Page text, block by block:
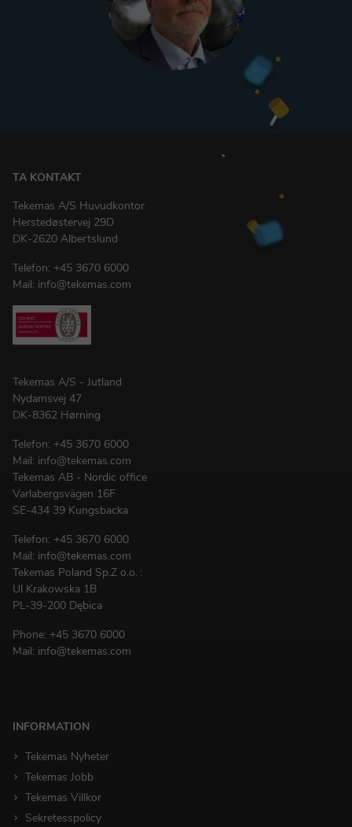
TA KONTAKT
Tekemas A/S Huvudkontor
Herstedøstervej 29D
DK-2620 Albertslund
Telefon: +45 3670 6000
Mail: info@tekemas.com
Tekemas A/S - Jutland
Nydamsvej 47
DK-8362 Hørning
Telefon: +45 3670 6000
Mail: info@tekemas.com
Tekemas AB - Nordic office
Varlabergsvägen 16F
SE-434 39 Kungsbacka
Telefon: +45 3670 6000
Mail: info@tekemas.com
Tekemas Poland Sp.Z o.o. :
Ul Krakowska 1B
PL-39-200 Dębica
Phone: +45 3670 6000
Mail: info@tekemas.com
INFORMATION
Tekemas Nyheter
Tekemas Jobb
Tekemas Villkor
Sekretesspolicy